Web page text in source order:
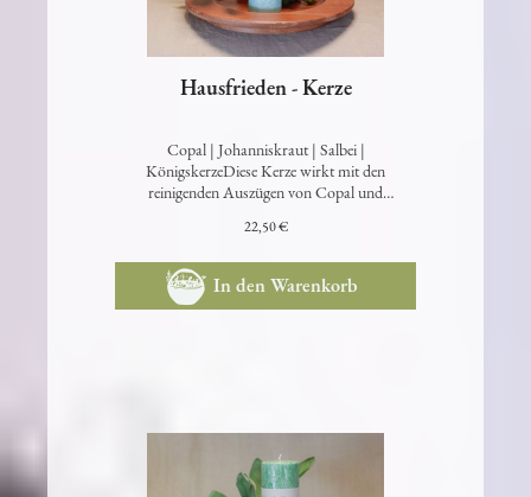
Hausfrieden - Kerze
Copal | Johanniskraut | Salbei |
KönigskerzeDiese Kerze wirkt mit den
reinigenden Auszügen von Copal und
Johanniskraut, sowi…
22,50 €
In den Warenkorb